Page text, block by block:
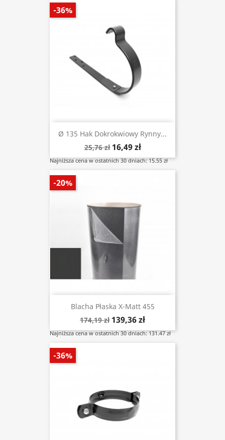
Ø 135 Hak Dokrokwiowy Rynny...
25,76 zł 16,49 zł
Najniższa cena w ostatnich 30 dniach: 15.55 zł
-36%
Blacha Płaska X-Matt 455
174,19 zł 139,36 zł
Najniższa cena w ostatnich 30 dniach: 131.47 zł
-20%
-36%